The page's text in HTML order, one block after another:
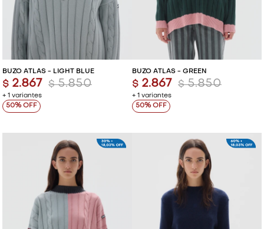
BUZO ATLAS - LIGHT BLUE
+ 1 variantes
$ 2.867 $ 5.850
50
BUZO ATLAS - GREEN
+ 1 variantes
$ 2.867 $ 5.850
50